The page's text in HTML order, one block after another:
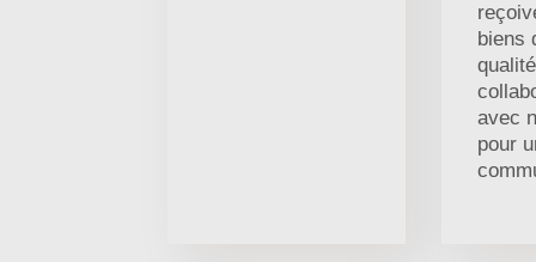
biens
avec
pour